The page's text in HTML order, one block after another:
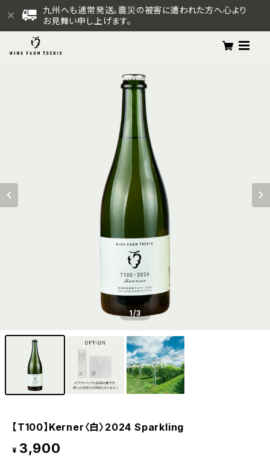
九州へも通常発送。震災の被害に遭われた方へ心より
お見舞い申し上げます。
1/3
【T100】Kerner〈白〉2024 Sparkling
¥ 3,900